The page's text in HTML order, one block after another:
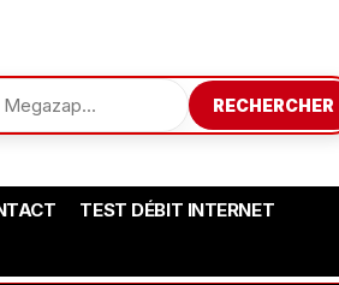
RECHERCHER
TEST DÉBIT INTERNET